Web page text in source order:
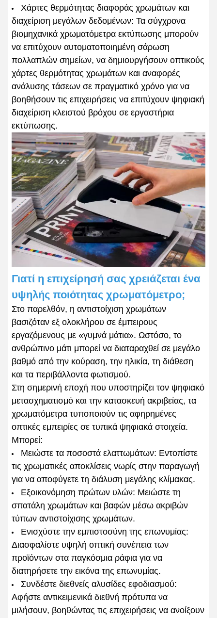
Χάρτες θερμότητας διαφοράς χρωμάτων και
διαχείριση μεγάλων δεδομένων: Τα σύγχρονα
βιομηχανικά χρωματόμετρα εκτύπωσης μπορούν
να επιτύχουν αυτοματοποιημένη σάρωση
πολλαπλών σημείων, να δημιουργήσουν οπτικούς
χάρτες θερμότητας χρωμάτων και αναφορές
ανάλυσης τάσεων σε πραγματικό χρόνο για να
βοηθήσουν τις επιχειρήσεις να επιτύχουν ψηφιακή
διαχείριση κλειστού βρόχου σε εργαστήρια
εκτύπωσης.
Γιατί η επιχείρησή σας χρειάζεται ένα
υψηλής ποιότητας χρωματόμετρο;
Στο παρελθόν, η αντιστοίχιση χρωμάτων
βασιζόταν εξ ολοκλήρου σε έμπειρους
εργαζόμενους με «γυμνά μάτια». Ωστόσο, το
ανθρώπινο μάτι μπορεί να διαταραχθεί σε μεγάλο
βαθμό από την κούραση, την ηλικία, τη διάθεση
και τα περιβάλλοντα φωτισμού.
Στη σημερινή εποχή που υποστηρίζει τον ψηφιακό
μετασχηματισμό και την κατασκευή ακριβείας, τα
χρωματόμετρα τυποποιούν τις αφηρημένες
οπτικές εμπειρίες σε τυπικά ψηφιακά στοιχεία.
Μπορεί:
Μειώστε τα ποσοστά ελαττωμάτων: Εντοπίστε
τις χρωματικές αποκλίσεις νωρίς στην παραγωγή
για να αποφύγετε τη διάλυση μεγάλης κλίμακας.
Εξοικονόμηση πρώτων υλών: Μειώστε τη
σπατάλη χρωμάτων και βαφών μέσω ακριβών
τύπων αντιστοίχισης χρωμάτων.
Ενισχύστε την εμπιστοσύνη της επωνυμίας:
Διασφαλίστε υψηλή οπτική συνέπεια των
προϊόντων στα παγκόσμια ράφια για να
διατηρήσετε την εικόνα της επωνυμίας.
Συνδέστε διεθνείς αλυσίδες εφοδιασμού:
Αφήστε αντικειμενικά διεθνή πρότυπα να
μιλήσουν, βοηθώντας τις επιχειρήσεις να ανοίξουν